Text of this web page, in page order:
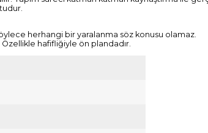
herhangi bir yaralanma söz konusu olamaz.
hafifliğiyle ön plandadır.